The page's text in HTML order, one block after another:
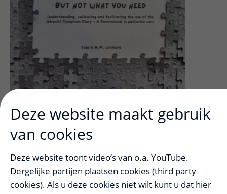
Deze website maakt gebruik
van cookies
Deze website toont video’s van o.a. YouTube.
Dergelijke partijen plaatsen cookies (third party
cookies). Als u deze cookies niet wilt kunt u dat hier